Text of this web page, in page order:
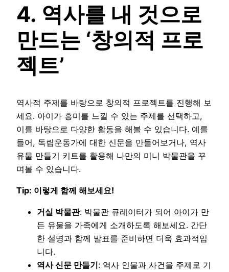
4. 역사를 내 것으로
만드는 ‘창의적 프로
젝트’
역사적 주제를 바탕으로 창의적 프로젝트를 진행해 보
세요. 아이가 흥미를 느낄 수 있는 주제를 선택하고,
이를 바탕으로 다양한 활동을 해볼 수 있습니다. 예를
들어, 독립운동가에 대한 신문을 만들어보거나, 역사
유물 만들기 키트를 활용해 나만의 미니 박물관을 꾸
며볼 수 있습니다.
Tip: 이렇게 함께 해보세요!
거실 박물관: 박물관 큐레이터가 되어 아이가 만
든 유물을 가족에게 소개하도록 해보세요. 간단
한 설명과 함께 발표를 준비하면 더욱 효과적입
니다.
역사 신문 만들기: 역사 인물과 사건을 주제로 기